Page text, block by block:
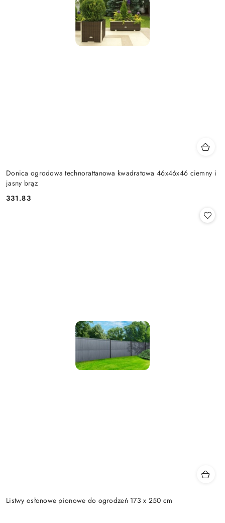
Donica ogrodowa technorattanowa kwadratowa 46x46x46 ciemny i
jasny brąz
Cena:
331.83
Listwy osłonowe pionowe do ogrodzeń 173 x 250 cm